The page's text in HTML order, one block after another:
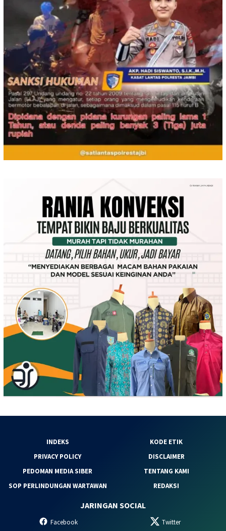
INDEKS
KODE ETIK
PRIVACY POLICY
DISCLAIMER
PEDOMAN MEDIA SIBER
TENTANG KAMI
SOP PERLINDUNGAN WARTAWAN
REDAKSI
JARINGAN SOCIAL
Facebook Twitter